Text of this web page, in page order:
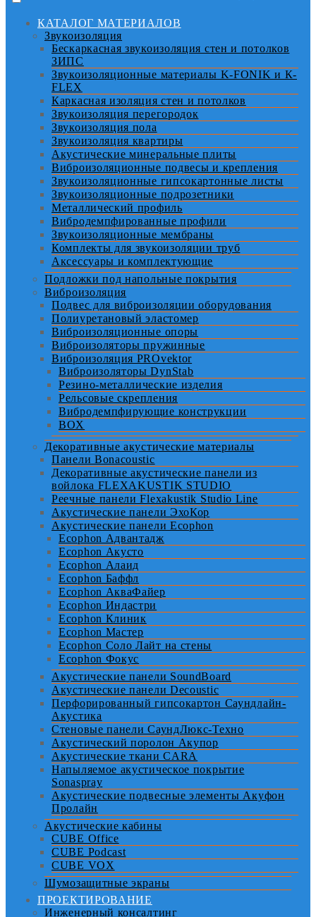
КАТАЛОГ МАТЕРИАЛОВ
Звукоизоляция
Бескаркасная звукоизоляция стен и потолков
ЗИПС
Звукоизоляционные материалы K-FONIK и К-
FLEX
Каркасная изоляция стен и потолков
Звукоизоляция перегородок
Звукоизоляция пола
Звукоизоляция квартиры
Акустические минеральные плиты
Виброизоляционные подвесы и крепления
Звукоизоляционные гипсокартонные листы
Звукоизоляционные подрозетники
Металлический профиль
Вибродемпфированные профили
Звукоизоляционные мембраны
Комплекты для звукоизоляции труб
Аксессуары и комплектующие
Подложки под напольные покрытия
Виброизоляция
Подвес для виброизоляции оборудования
Полиуретановый эластомер
Виброизоляционные опоры
Виброизоляторы пружинные
Виброизоляция PROvektor
Виброизоляторы DynStab
Резино-металлические изделия
Рельсовые скрепления
Вибродемпфирующие конструкции
BOX
Декоративные акустические материалы
Панели Bonacoustic
Декоративные акустические панели из
войлока FLEXAKUSTIK STUDIO
Реечные панели Flexakustik Studio Line
Акустические панели ЭхоКор
Акустические панели Ecophon
Ecophon Адвантадж
Ecophon Акусто
Ecophon Алаид
Ecophon Баффл
Ecophon АкваФайер
Ecophon Индастри
Ecophon Клиник
Ecophon Мастер
Ecophon Соло Лайт на стены
Ecophon Фокус
Акустические панели SoundBoard
Акустические панели Decoustic
Перфорированный гипсокартон Саундлайн-
Акустика
Стеновые панели СаундЛюкс-Техно
Акустический поролон Акупор
Акустические ткани CARA
Напыляемое акустическое покрытие
Sonaspray
Акустические подвесные элементы Акуфон
Пролайн
Акустические кабины
CUBE Office
CUBE Podcast
CUBE VOX
Шумозащитные экраны
ПРОЕКТИРОВАНИЕ
Инженерный консалтинг